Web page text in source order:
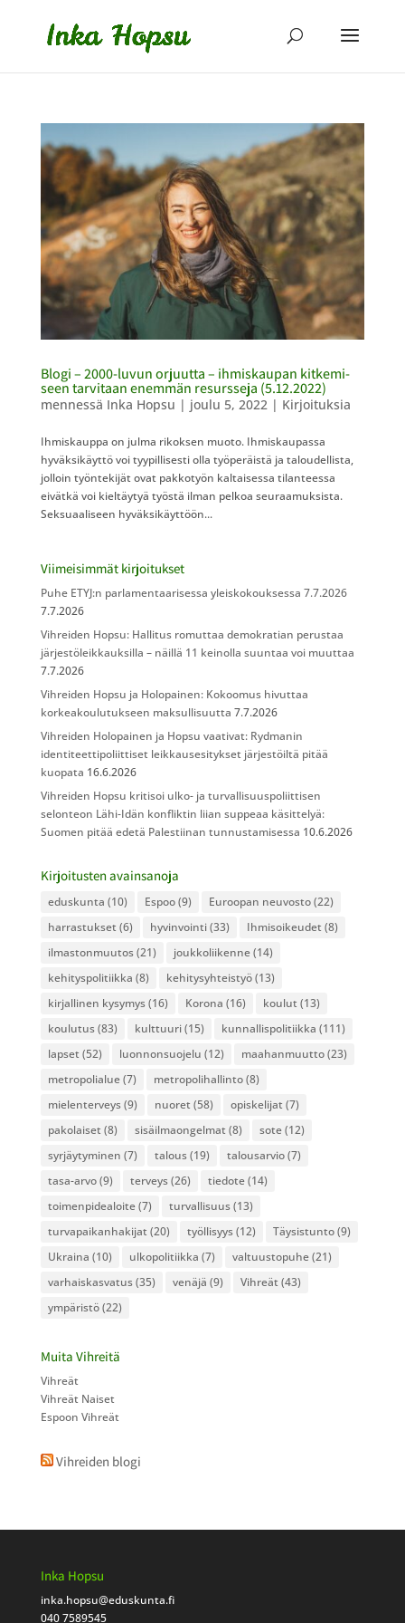
Blogi – 2000-luvun orjuutta – ihmiskaupan kitkemi­
seen tarvitaan enemmän resursseja (5.12.2022)
mennessä Inka Hopsu | joulu 5, 2022| Kirjoituksia
Ihmiskauppa on julma rikoksen muoto. Ihmiskaupassa
hyväksikäyttö voi tyypillisesti olla työperäistä ja taloudellista,
jolloin työntekijät ovat pakkotyön kaltaisessa tilanteessa
eivätkä voi kieltäytyä työstä ilman pelkoa seuraamuksista.
Seksuaaliseen hyväksikäyttöön...
Viimeisimmät kirjoitukset
Puhe ETYJ:n parlamentaarisessa yleiskokouksessa 7.7.2026
7.7.2026
Vihreiden Hopsu: Hallitus romuttaa demokratian perustaa
järjestöleikkauksilla – näillä 11 keinolla suuntaa voi muuttaa
7.7.2026
Vihreiden Hopsu ja Holopainen: Kokoomus hivuttaa
korkeakoulutukseen maksullisuutta 7.7.2026
Vihreiden Holopainen ja Hopsu vaativat: Rydmanin
identiteettipoliittiset leikkausesitykset järjestöiltä pitää
kuopata 16.6.2026
Vihreiden Hopsu kritisoi ulko- ja turvallisuuspoliittisen
selonteon Lähi-Idän konfliktin liian suppeaa käsittelyä:
Suomen pitää edetä Palestiinan tunnustamisessa 10.6.2026
Kirjoitusten avainsanoja
eduskunta (10) Espoo(9) Euroopan neuvosto(22)
harrastukset (6) hyvinvointi(33) Ihmisoikeudet (8)
ilmastonmuutos(21) joukkoliikenne(14)
kehityspolitiikka (8) kehitysyhteistyö(13)
kirjallinen kysymys(16) Korona (16) koulut (13)
koulutus(83) kulttuuri(15) kunnallispolitiikka (111)
lapset (52) luonnonsuojelu (12) maahanmuutto(23)
metropolialue(7) metropolihallinto(8)
mielenterveys(9) nuoret (58) opiskelijat (7)
pakolaiset (8) sisäilmaongelmat (8) sote(12)
syrjäytyminen (7) talous(19) talousarvio(7)
tasa-arvo(9) terveys(26) tiedote(14)
toimenpidealoite(7) turvallisuus(13)
turvapaikanhakijat (20) työllisyys(12) Täysistunto(9)
Ukraina (10) ulkopolitiikka (7) valtuustopuhe(21)
varhaiskasvatus(35) venäjä (9) Vihreät (43)
ympäristö(22)
Muita Vihreitä
Vihreät
Vihreät Naiset
Espoon Vihreät
Vihreiden blogi
Inka Hopsu
inka.hopsu@eduskunta.fi
040 7589545